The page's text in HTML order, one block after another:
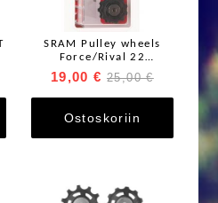
SRAM Pulley wheels
Force/Rival 22
Standard bearings
19,00 € 25,00 €
Ostoskoriin